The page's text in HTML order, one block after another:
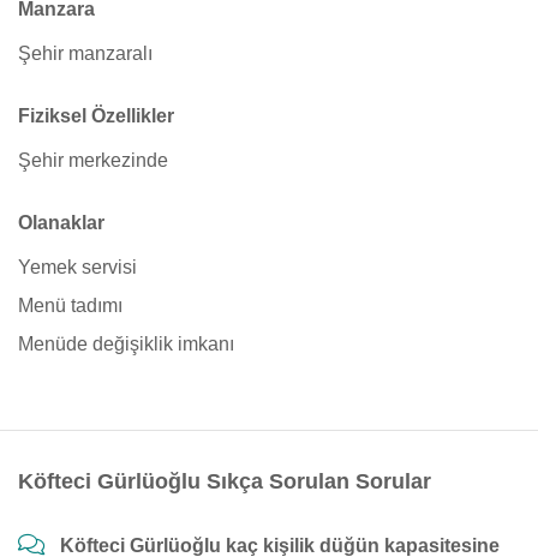
Manzara
Şehir manzaralı
Fiziksel Özellikler
Şehir merkezinde
Olanaklar
Yemek servisi
Menü tadımı
Menüde değişiklik imkanı
Köfteci Gürlüoğlu Sıkça Sorulan Sorular
Köfteci Gürlüoğlu kaç kişilik düğün kapasitesine